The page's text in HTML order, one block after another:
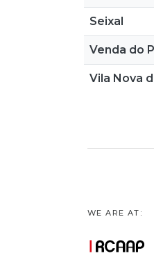
Seixal
Venda do
Vila Nova
WE ARE AT: